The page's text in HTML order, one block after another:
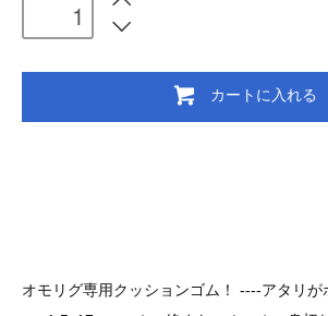
カートに入れる
オモリグ専用クッションゴム！ ----アタリが